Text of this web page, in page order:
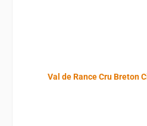
Val de Rance Cru Breton